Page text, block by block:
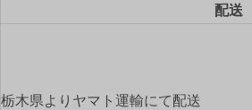
シ
配送
栃木県よりヤマト運輸にて配送